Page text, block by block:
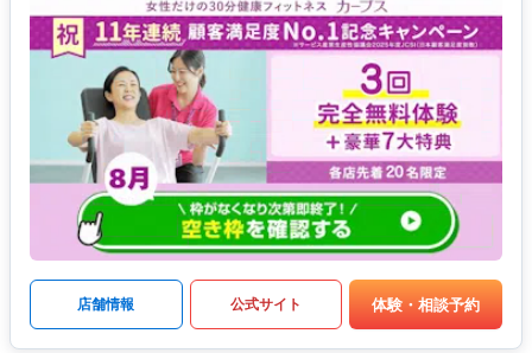
店舗情報 公式サイト 体験・相談予約